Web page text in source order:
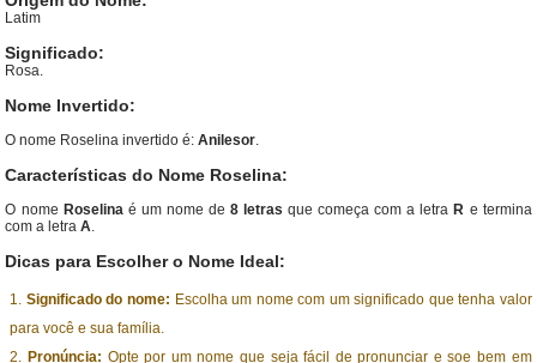
Latim
Significado:
Rosa.
Nome Invertido:
O nome Roselina invertido é:Anilesor.
Características do Nome Roselina:
O nome Roselinaé um nome de 8 letras que começa com a letra R e termina
com a letraA.
Dicas para Escolher o Nome Ideal:
Significado do nome: Escolha um nome com um significado que tenha valor
para você e sua família.
Pronúncia: Opte por um nome que seja fácil de pronunciar e soe bem em